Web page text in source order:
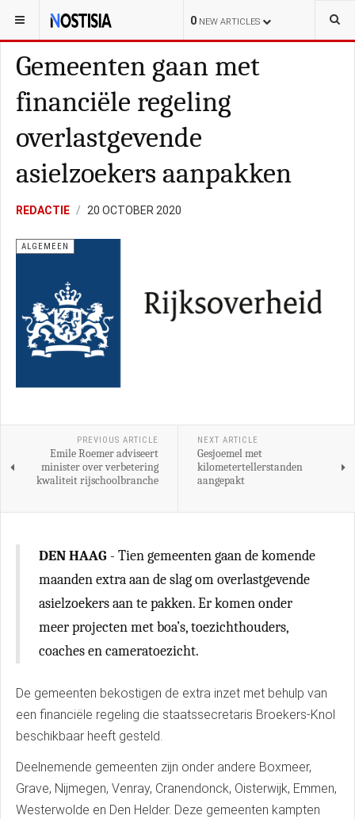
0 NEW ARTICLES
YOU ARE HERE: NEDERLAND POLITIE
Gemeenten gaan met
financiële regeling
overlastgevende
asielzoekers aanpakken
REDACTIE 20 OCTOBER 2020
ALGEMEEN
PREVIOUS ARTICLE
Emile Roemer adviseert
minister over verbetering
kwaliteit rijschoolbranche
NEXT ARTICLE
Gesjoemel met
kilometertellerstanden
aangepakt
DEN HAAG - Tien gemeenten gaan de komende
maanden extra aan de slag om overlastgevende
asielzoekers aan te pakken. Er komen onder
meer projecten met boa’s, toezichthouders,
coaches en cameratoezicht.
De gemeenten bekostigen de extra inzet met behulp van
een financiële regeling die staatssecretaris Broekers-Knol
beschikbaar heeft gesteld.
Deelnemende gemeenten zijn onder andere Boxmeer,
Grave, Nijmegen, Venray, Cranendonck, Oisterwijk, Emmen,
Westerwolde en Den Helder. Deze gemeenten kampten